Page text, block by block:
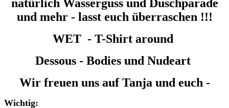
natürlich Wasserguss und Duschparade
und mehr - lasst euch überraschen !!!
WET - T-Shirt around
Dessous - Bodies und Nudeart
Wir freuen uns auf Tanja und euch -
Wichtig: